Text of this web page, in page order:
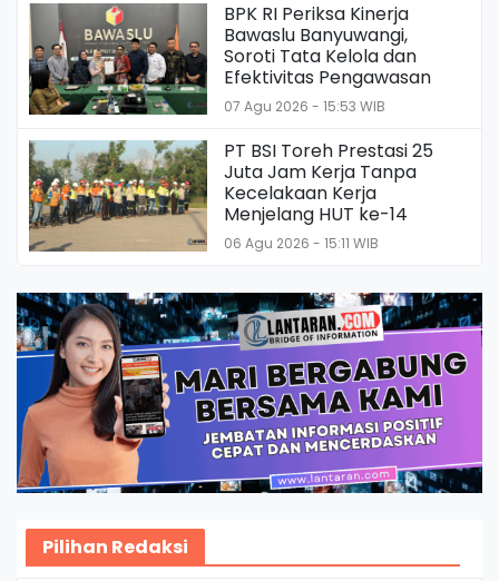
BPK RI Periksa Kinerja
Bawaslu Banyuwangi,
Soroti Tata Kelola dan
Efektivitas Pengawasan
07 Agu 2026 - 15:53 WIB
PT BSI Toreh Prestasi 25
Juta Jam Kerja Tanpa
Kecelakaan Kerja
Menjelang HUT ke-14
06 Agu 2026 - 15:11 WIB
Pilihan Redaksi